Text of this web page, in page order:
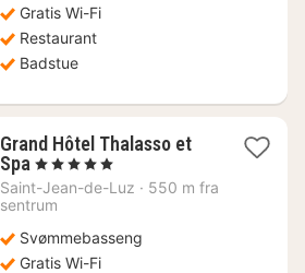
Gratis Wi-Fi
Restaurant
Badstue
Grand Hôtel Thalasso et
Spa 1
natt
fra
kr.
, 5 Stjerner
Saint-Jean-de-Luz · 550 m fra
sentrum
Svømmebasseng
Gratis Wi-Fi